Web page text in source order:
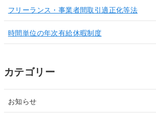
フリーランス・事業者間取引適正化等法
時間単位の年次有給休暇制度
カテゴリー
お知らせ